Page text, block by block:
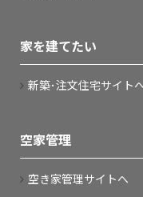
家を建てたい
新築･注文住宅サイト
空家管理
空き家管理サイトへ